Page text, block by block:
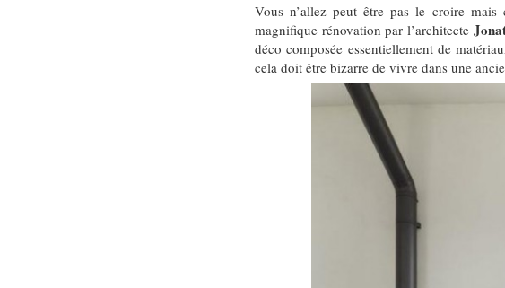
Vous n’allez peut être pas le croire
magnifique rénovation par l’architecte
déco composée essentiellement de
cela doit être bizarre de vivre dans une